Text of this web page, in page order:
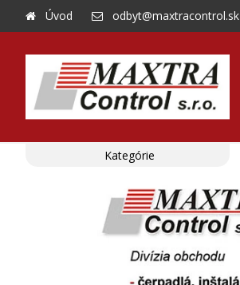
Úvod odbyt@maxtracontrol.sk
Kategórie